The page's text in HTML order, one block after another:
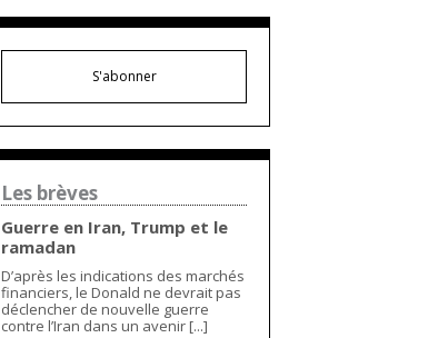
S'abonner
Les brèves
Guerre en Iran, Trump et le
ramadan
D’après les indications des marchés
financiers, le Donald ne devrait pas
déclencher de nouvelle guerre
contre l’Iran dans un avenir [...]